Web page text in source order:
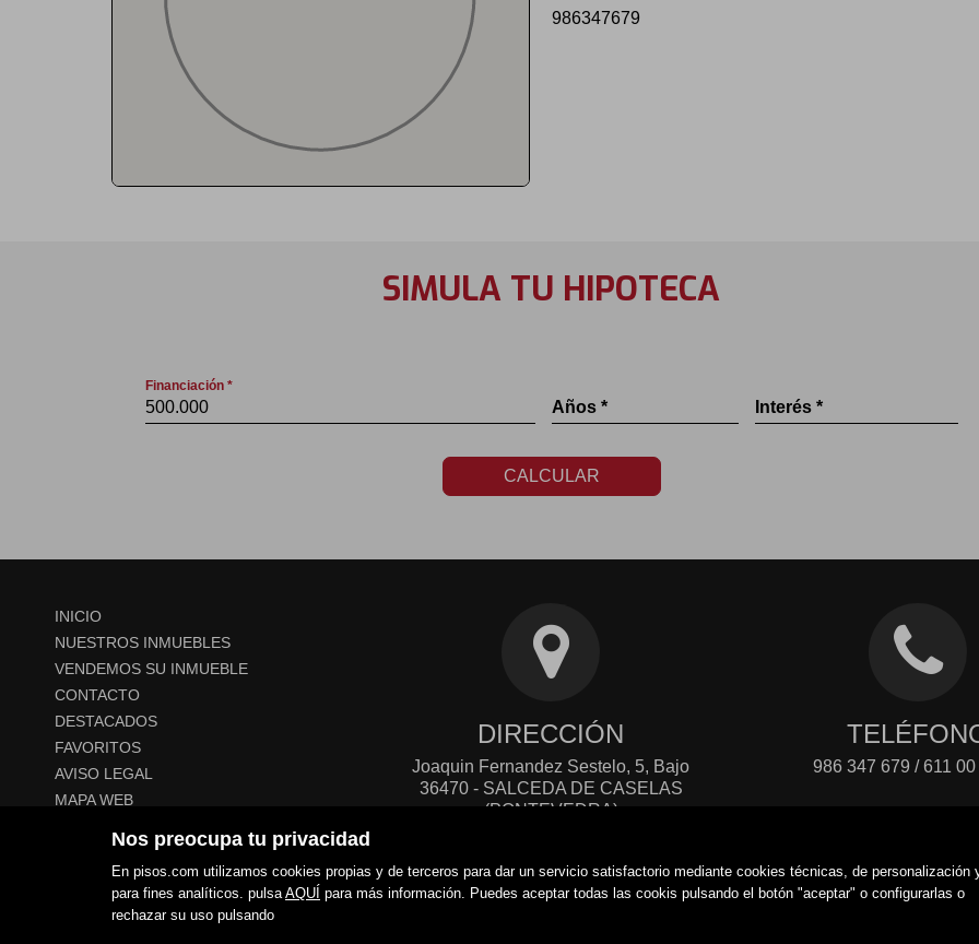
Nos preocupa tu privacidad
En pisos.com utilizamos cookies propias y de terceros para dar un servicio satisfactorio mediante cookies técnicas, de personalización
para fines analíticos. pulsaAQUÍ para más información. Puedes aceptar todas las cookis pulsando el botón "aceptar" o configurarlas o
rechazar su uso pulsando
986347679
SIMULA TU HIPOTECA
Financiación *
Años * Interés *
CALCULAR
INICIO
NUESTROS INMUEBLES
VENDEMOS SU INMUEBLE
CONTACTO
DESTACADOS
FAVORITOS
AVISO LEGAL
MAPA WEB
DIRECCIÓN
Joaquin Fernandez Sestelo, 5, Bajo
36470 - SALCEDA DE CASELAS
(PONTEVEDRA)
986 347 679 / 611